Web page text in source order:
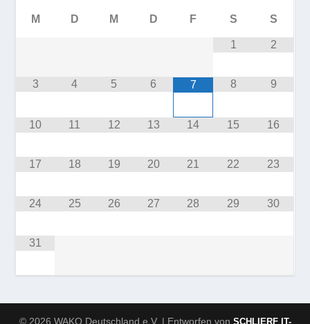
M D M D F S S
1 2
3 4 5 6 7 8 9
10 11 12 13 14 15 16
17 18 19 20 21 22 23
24 25 26 27 28 29 30
31
© 2026 WAKO Deutschland e.V. | Entworfen von SCHLIERF IT-